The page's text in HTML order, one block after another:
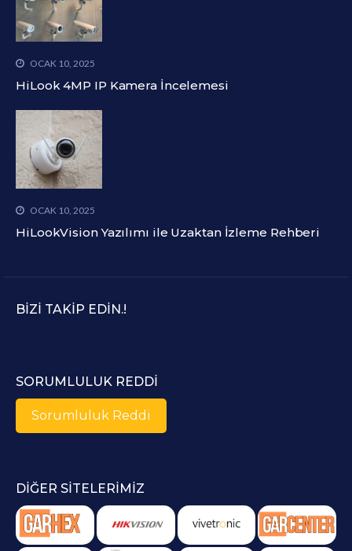
OCAK 10, 2025
HiLook 4MP IP Kamera İncelemesi
OCAK 10, 2025
HiLookVision Yazılımı ile Uzaktan İzleme Rehberi
BIZI TAKIP EDIN.!
SORUMLULUK REDDI
Sorumluluk Reddi
DIĞER SITELERIMIZ